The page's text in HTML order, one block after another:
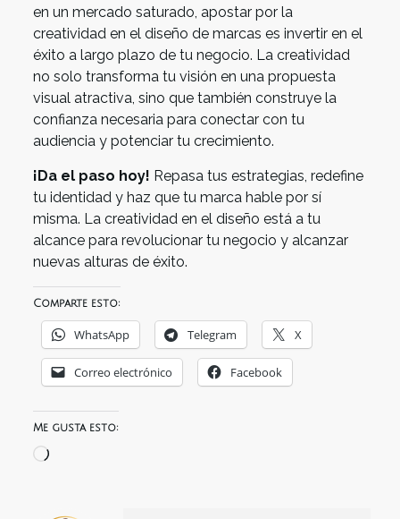
en un mercado saturado, apostar por la
creatividad en el diseño de marcas es invertir en el
éxito a largo plazo de tu negocio. La creatividad
no solo transforma tu visión en una propuesta
visual atractiva, sino que también construye la
confianza necesaria para conectar con tu
audiencia y potenciar tu crecimiento.
¡Da el paso hoy! Repasa tus estrategias, redefine
tu identidad y haz que tu marca hable por sí
misma. La creatividad en el diseño está a tu
alcance para revolucionar tu negocio y alcanzar
nuevas alturas de éxito.
Comparte esto:
WhatsApp Telegram X
Correo electrónico Facebook
Me gusta esto:
Cargando...